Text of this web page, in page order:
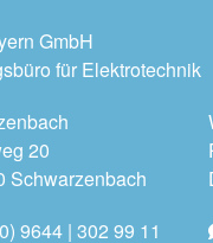
GmbH
für Elektrotechnik
20
Schwarzenbach
9644 | 302 99 11